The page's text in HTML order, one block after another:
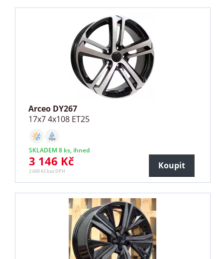
Arceo DY267
17x7 4x108 ET25
SKLADEM 8 ks, ihned
3 146 Kč
2 600 Kč bez DPH
Koupit